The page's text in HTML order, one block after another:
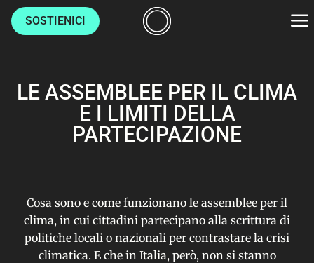
SOSTIENICI
CULTURE
VITA
HOME
LE ASSEMBLEE PER IL CLIMA
E I LIMITI DELLA
PARTECIPAZIONE
Cosa sono e come funzionano le assemblee per il
clima, in cui cittadini partecipano alla scrittura di
politiche locali o nazionali per contrastare la crisi
climatica. E che in Italia, però, non si stanno